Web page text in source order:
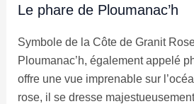
Le phare de Ploumanac’h
Symbole de la Côte de Granit
Ploumanac’h, également appelé
offre une vue imprenable sur
rose, il se dresse